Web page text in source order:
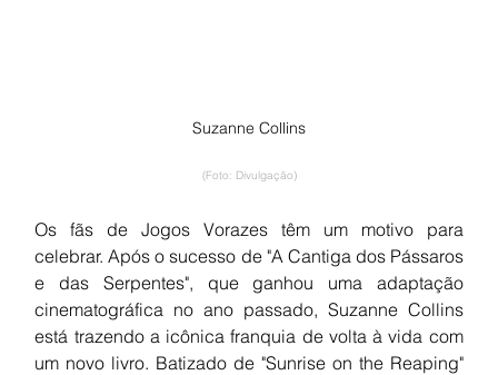
Suzanne Collins
(Foto: Divulgação)
Os fãs de Jogos Vorazes têm um motivo para
celebrar. Após o sucesso de "A Cantiga dos Pássaros
e das Serpentes", que ganhou uma adaptação
cinematográfica no ano passado, Suzanne Collins
está trazendo a icônica franquia de volta à vida com
um novo livro. Batizado de "Sunrise on the Reaping"